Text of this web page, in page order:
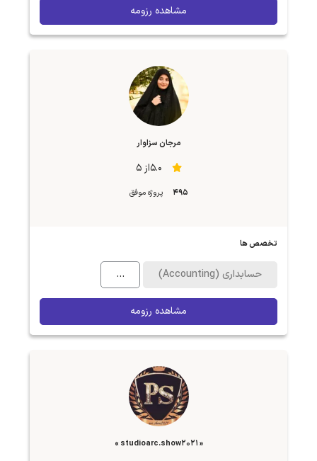
مشاهده رزومه
مرجان سزاوار
5.0از 5
495 پروژه موفق
تخصص ها
حسابداری (Accounting) ...
مشاهده رزومه
« studioarc.show2021 »